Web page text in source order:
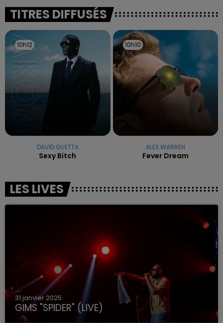
excuses.
TITRES DIFFUSÉS
10h12
10h12
DAVID GUETTA
Sexy Bitch
10h10
10h10
ALEX WARREN
Fever Dream
LES LIVES
31 janvier 2025
GIMS "SPIDER" (LIVE)